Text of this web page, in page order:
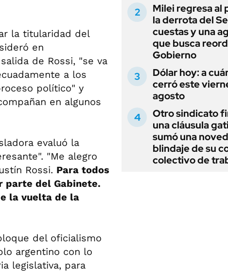
la titularidad del
en
de Rossi, "se va
a los
político" y
en algunos
evaluó la
"Me alegro
Rossi. Para todos
parte del Gabinete.
la vuelta de la
del oficialismo
argentino con lo
legislativa, para
Milei regresa al
la derrota del
cuestas y una
que busca
Gobierno
Dólar hoy: a
cerró este
agosto
Otro sindicato
una cláusula
sumó una
blindaje de su
colectivo de